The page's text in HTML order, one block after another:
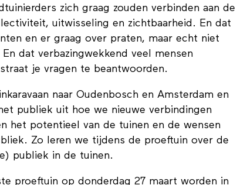
zich graag zouden verbinden aan de
uitwisseling en zichtbaarheid. En dat
en er graag over praten, maar echt niet
dat verbazingwekkend veel mensen
je vragen te beantwoorden.
naar Oudenbosch en Amsterdam en
publiek uit hoe we nieuwe verbindingen
het potentieel van de tuinen en de wensen
Zo leren we tijdens de proeftuin over de
publiek in de tuinen.
proeftuin op donderdag 27 maart worden in